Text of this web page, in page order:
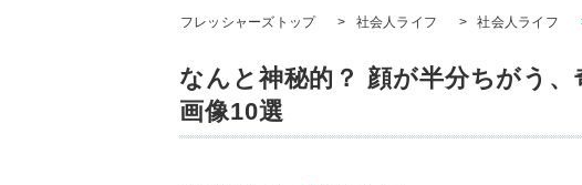
フレッシャーズトップ > 社会人ライフ > 社会人ライフ
なんと神秘的？ 顔が半分ちがう
画像10選